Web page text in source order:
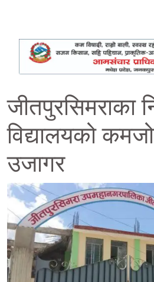
जीतपुरसिमराका
विद्यालयको
उजागर